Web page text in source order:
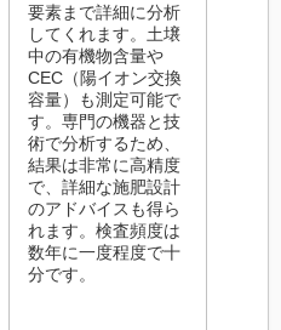
要素まで詳細に分析
してくれます。土壌
中の有機物含量や
CEC（陽イオン交換
容量）も測定可能で
す。専門の機器と技
術で分析するため、
結果は非常に高精度
で、詳細な施肥設計
のアドバイスも得ら
れます。検査頻度は
数年に一度程度で十
分です。